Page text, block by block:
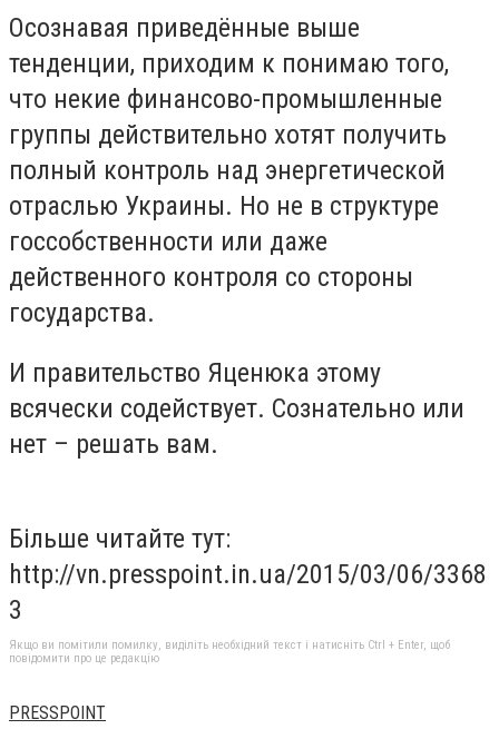
Осознавая приведённые выше
тенденции, приходим к понимаю того,
что некие финансово-промышленные
группы действительно хотят получить
полный контроль над энергетической
отраслью Украины. Но не в структуре
госсобственности или даже
действенного контроля со стороны
государства.
И правительство Яценюка этому
всячески содействует. Сознательно или
нет – решать вам.
Більше читайте тут:
http://vn.presspoint.in.ua/2015/03/06/3368
3
Якщо ви помітили помилку, виділіть необхідний текст і натисніть Ctrl + Enter, щоб
повідомити про це редакцію
PRESSPOINT